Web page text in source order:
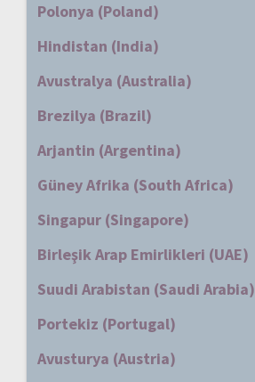
Polonya (Poland)
Hindistan (India)
Avustralya (Australia)
Brezilya (Brazil)
Arjantin (Argentina)
Güney Afrika (South Africa)
Singapur (Singapore)
Birleşik Arap Emirlikleri (UAE)
Suudi Arabistan (Saudi Arabia)
Portekiz (Portugal)
Avusturya (Austria)